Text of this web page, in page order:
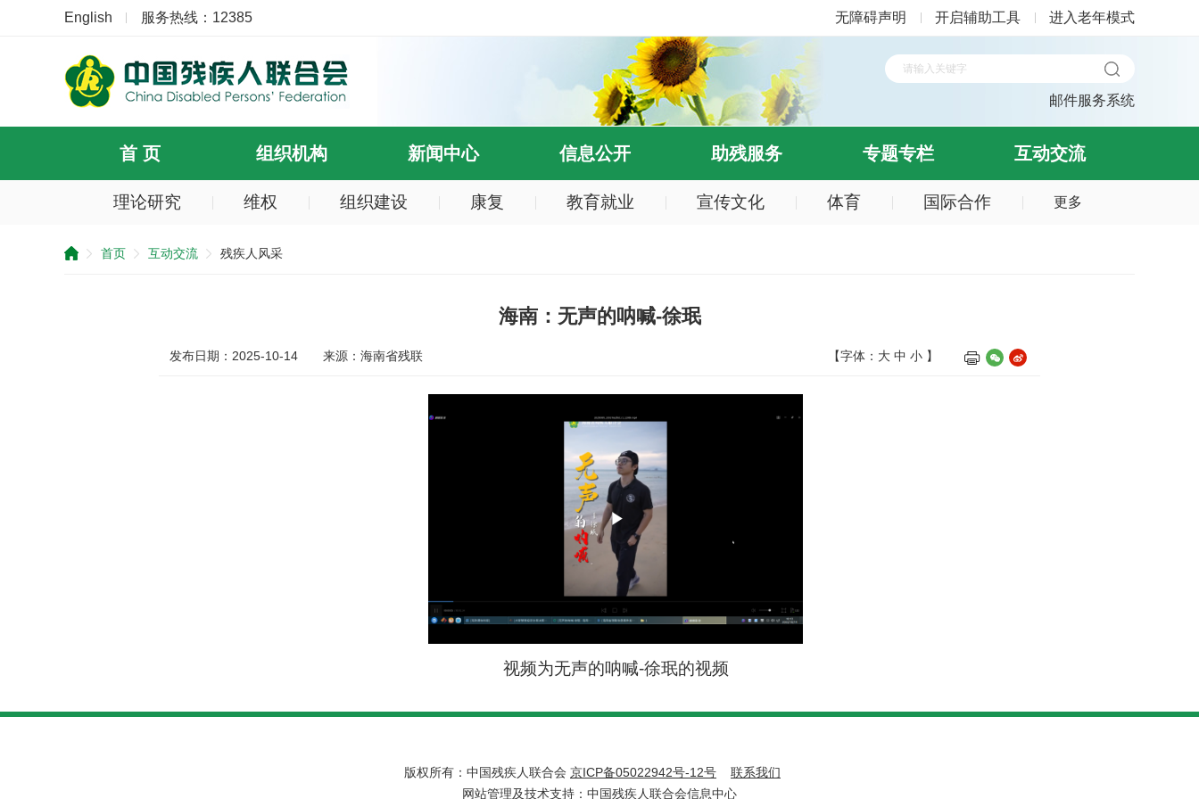
English 服务热线：12385 无障碍声明 开启辅助工具 进入老年模式
邮件服务系统
首 页 组织机构 新闻中心 信息公开 助残服务 专题专栏 互动交流
理论研究 维权 组织建设 康复 教育就业 宣传文化 体育 国际合作 更多
首页 互动交流 残疾人风采
海南：无声的呐喊-徐珉
发布日期：2025-10-14 来源：海南省残联 【字体： 大 中 小 】
Play
Video
视频为无声的呐喊-徐珉的视频
版权所有：中国残疾人联合会 京ICP备05022942号-12号
联系我们
网站管理及技术支持：中国残疾人联合会信息中心